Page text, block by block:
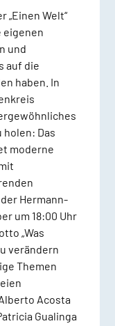
„Einen Welt“
eigenen
und
auf die
haben. In
holen: Das
moderne
Hermann-
um 18:00 Uhr
„Was
verändern
Themen
Acosta
Gualinga